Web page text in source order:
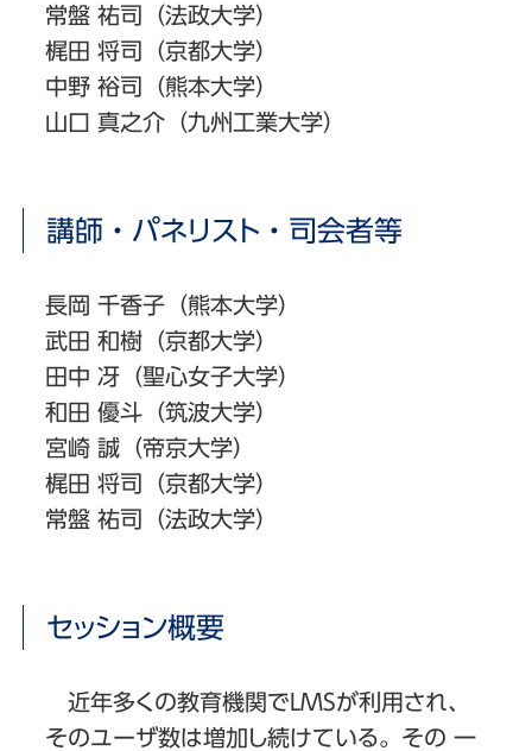
常盤 祐司（法政大学）
梶田 将司（京都大学）
中野 裕司（熊本大学）
山口 真之介（九州工業大学）
講師・パネリスト・司会者等
長岡 千香子（熊本大学）
武田 和樹（京都大学）
田中 冴（聖心女子大学）
和田 優斗（筑波大学）
宮崎 誠（帝京大学）
梶田 将司（京都大学）
常盤 祐司（法政大学）
セッション概要
近年多くの教育機関でLMSが利用され、
そのユーザ数は増加し続けている。その 一